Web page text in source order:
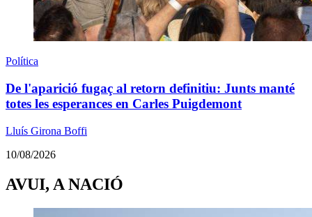
Política
De l'aparició fugaç al retorn definitiu: Junts manté
totes les esperances en Carles Puigdemont
Lluís Girona Boffi
10/08/2026
AVUI, A NACIÓ